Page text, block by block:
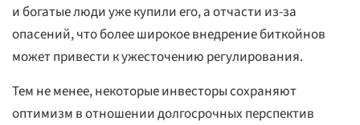
и богатые люди уже купили его, а отчасти из-за
опасений, что более широкое внедрение биткойнов
может привести к ужесточению регулирования.
Тем не менее, некоторые инвесторы сохраняют
оптимизм в отношении долгосрочных перспектив